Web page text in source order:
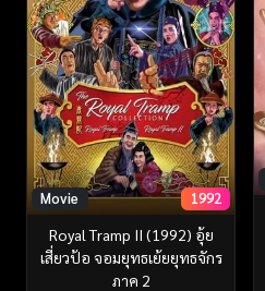
Movie 1992
Royal Tramp II (1992) อุ้ย
เสี่ยวป้อ จอมยุทธเย้ยยุทธจักร
ภาค 2